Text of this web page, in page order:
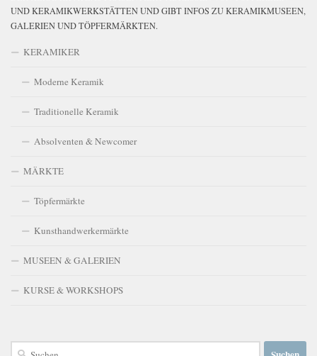
UND KERAMIKWERKSTÄTTEN UND GIBT INFOS ZU KERAMIKMUSEEN,
GALERIEN UND TÖPFERMÄRKTEN.
KERAMIKER
Moderne Keramik
Traditionelle Keramik
Absolventen & Newcomer
MÄRKTE
Töpfermärkte
Kunsthandwerkermärkte
MUSEEN & GALERIEN
KURSE & WORKSHOPS
Suchen